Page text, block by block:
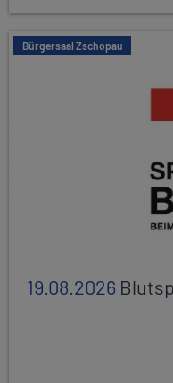
Bürgersaal Zschopau
19.08.2026